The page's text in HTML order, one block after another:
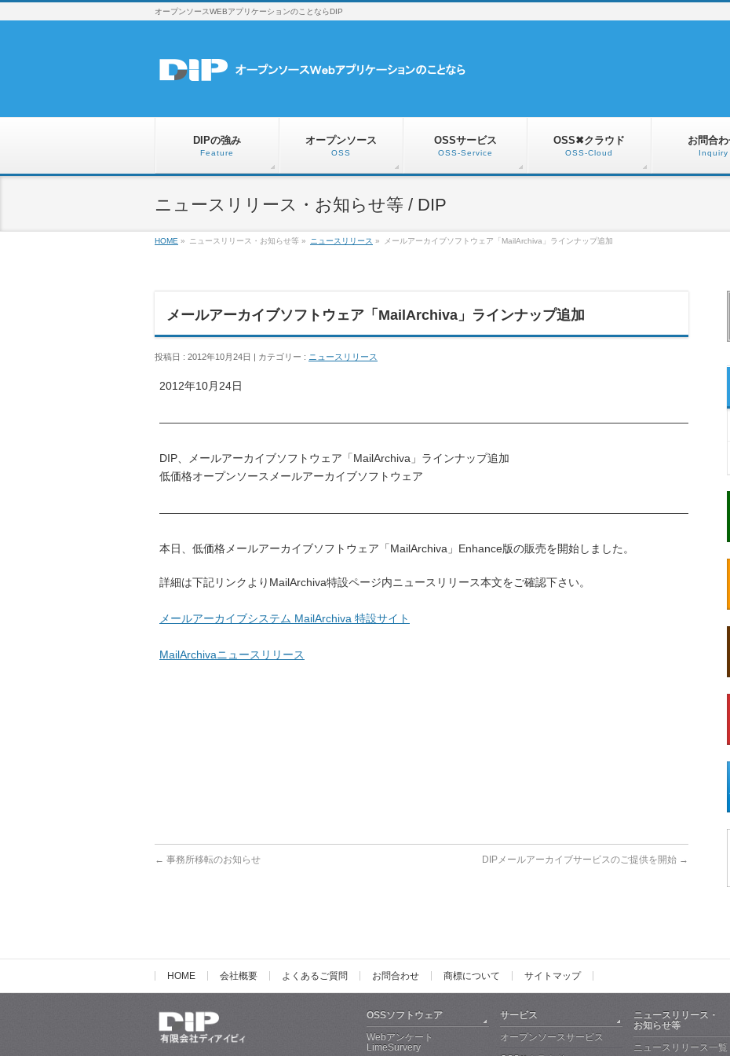
オープンソースWEBアプリケーションのことならDIP
DIPの強み
Feature
オープンソース
OSS
OSSサービス
OSS-Service
OSS✖クラウド
OSS-Cloud
お問合
Inquiry
ニュースリリース・お知らせ等 / DIP
HOME » ニュースリリース・お知らせ等 » ニュースリリース » メールアーカイブソフトウェア「MailArchiva」ラインナップ追加
メールアーカイブソフトウェア「MailArchiva」ラインナップ追加
投稿日 : 2012年10月24日 カテゴリー : ニュースリリース
2012年10月24日
―――――――――――――――――――――――――――――――――――――――――――――――――
DIP、メールアーカイブソフトウェア「MailArchiva」ラインナップ追加
低価格オープンソースメールアーカイブソフトウェア
―――――――――――――――――――――――――――――――――――――――――――――――――
本日、低価格メールアーカイブソフトウェア「MailArchiva」Enhance版の販売を開始しました。
詳細は下記リンクよりMailArchiva特設ページ内ニュースリリース本文をご確認下さい。
メールアーカイブシステム MailArchiva 特設サイト
MailArchivaニュースリリース
← 事務所移転のお知らせ DIPメールアーカイブサービスのご提供を開始 →
HOME 会社概要 よくあるご質問 お問合わせ 商標について サイトマップ
OSSソフトウェア
Webアンケート
LimeSurvery
サービス
オープンソースサービス
ニュースリリース・
お知らせ等
ニュースリリース一覧